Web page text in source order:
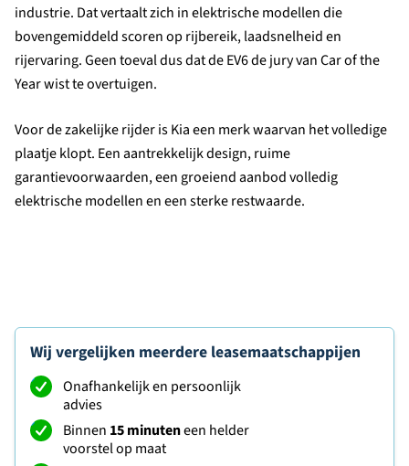
industrie. Dat vertaalt zich in elektrische modellen die
bovengemiddeld scoren op rijbereik, laadsnelheid en
rijervaring. Geen toeval dus dat de EV6 de jury van Car of the
Year wist te overtuigen.
Voor de zakelijke rijder is Kia een merk waarvan het volledige
plaatje klopt. Een aantrekkelijk design, ruime
garantievoorwaarden, een groeiend aanbod volledig
elektrische modellen en een sterke restwaarde.
Wij vergelijken meerdere leasemaatschappijen
Onafhankelijk en persoonlijk
advies
Binnen 15 minuteneen helder
voorstel op maat